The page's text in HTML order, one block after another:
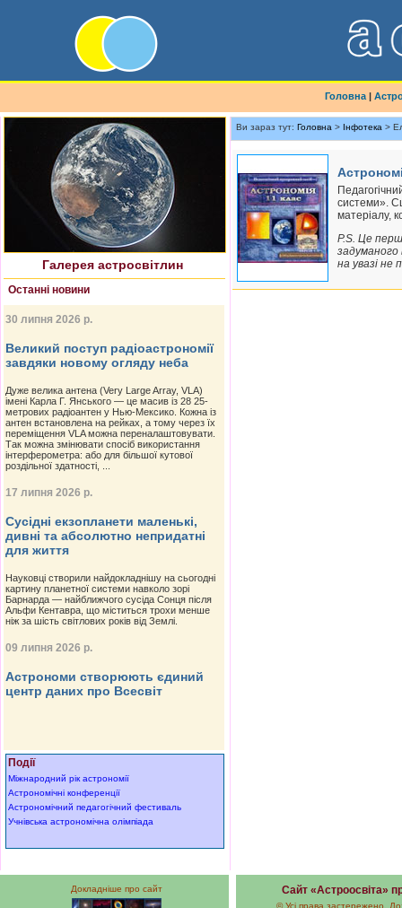
Головна|
Найновіше астрофото
Галерея астросвітлин
Останні новини
30 липня 2026 р.
Великий поступ радіоастрономії
завдяки новому огляду неба
Дуже велика антена (Very Large Array, VLA)
імені Карла Г. Янського — це масив із 28 25-
метрових радіоантен у Нью-Мексико. Кожна із
антен встановлена на рейках, а тому через їх
переміщення VLA можна переналаштовувати.
Так можна змінювати спосіб використання
інтерферометра: або для більшої кутової
роздільної здатності, ...
17 липня 2026 р.
Сусідні екзопланети маленькі,
дивні та абсолютно непридатні
для життя
Науковці створили найдокладнішу на сьогодні
картину планетної системи навколо зорі
Барнарда — найближчого сусіда Сонця після
Альфи Кентавра, що міститься трохи менше
ніж за шість світлових років від Землі.
09 липня 2026 р.
Астрономи створюють єдиний
центр даних про Всесвіт
Події
Міжнародний рік астрономії
Астрономічні конференції
Астрономічний педагогічний фестиваль
Учнівська астрономічна олімпіада
Ви зараз тут: Головна > Інфотека >
системи».
матеріалу,
P.S. Це
задуманого
на увазі не
Докладніше про сайт Сайт «Астроосвіта»
© Усі права застережено.